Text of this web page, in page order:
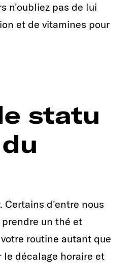
n'oubliez pas de lui
et de vitamines pour
statu
Certains d'entre nous
un thé et
routine autant que
le décalage horaire et